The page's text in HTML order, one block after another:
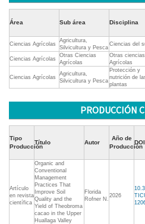
Área Sub área Disciplina
Ciencias Agrícolas
Agricultura,
Silvicultura y Pesca
Ciencias del
Ciencias Agrícolas
Otras Ciencias
Agrícolas
Otras ciencias
Agrícolas
Ciencias Agrícolas
Agricultura,
Silvicultura y Pesca
Protección y
nutrición de
plantas
PRODUCCIÓN
Tipo
Producción
Título Autor
Año de
Producción
DOI
Artículo
en revista
científica
Organic and
Conventional
Management
Practices That
Improve Soil
Quality and the
Yield of Theobroma
cacao in the Upper
Huallaga Valley
Florida
Rofner N.
2026